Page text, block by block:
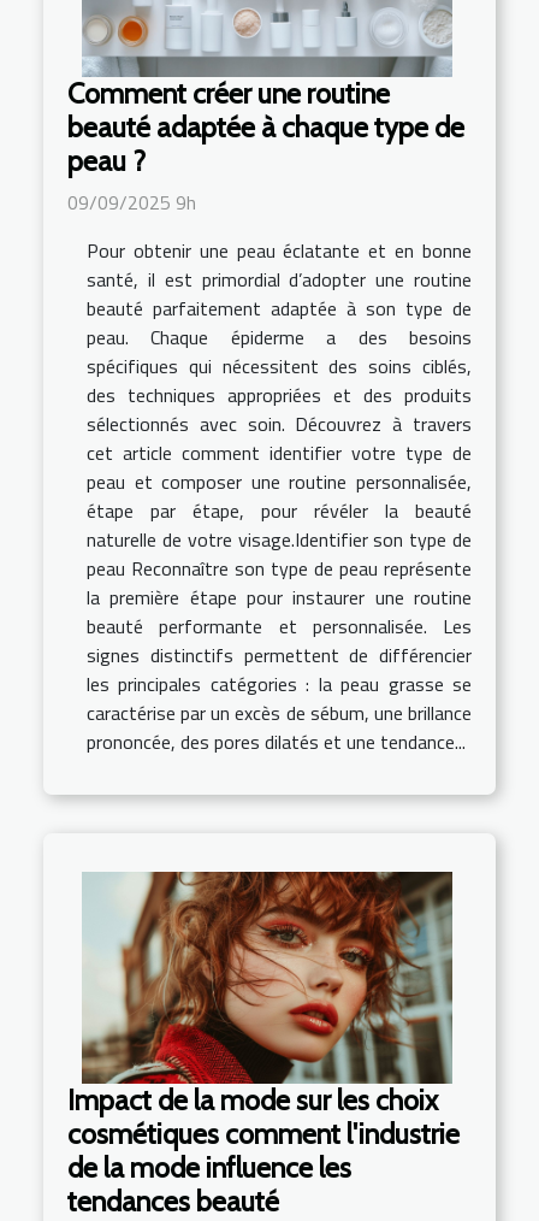
Comment créer une routine
beauté adaptée à chaque type de
peau ?
09/09/2025 9h
Pour obtenir une peau éclatante et en bonne
santé, il est primordial d’adopter une routine
beauté parfaitement adaptée à son type de
peau. Chaque épiderme a des besoins
spécifiques qui nécessitent des soins ciblés,
des techniques appropriées et des produits
sélectionnés avec soin. Découvrez à travers
cet article comment identifier votre type de
peau et composer une routine personnalisée,
étape par étape, pour révéler la beauté
naturelle de votre visage.Identifier son type de
peau Reconnaître son type de peau représente
la première étape pour instaurer une routine
beauté performante et personnalisée. Les
signes distinctifs permettent de différencier
les principales catégories : la peau grasse se
caractérise par un excès de sébum, une brillance
prononcée, des pores dilatés et une tendance...
Impact de la mode sur les choix
cosmétiques comment l'industrie
de la mode influence les
tendances beauté